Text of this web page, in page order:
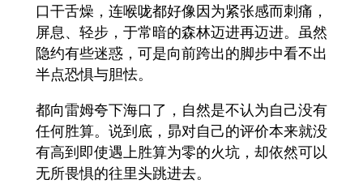
口干舌燥，连喉咙都好像因为紧张感而刺痛，
屏息、轻步，于常暗的森林迈进再迈进。虽然
隐约有些迷惑，可是向前跨出的脚步中看不出
半点恐惧与胆怯。
都向雷姆夸下海口了，自然是不认为自己没有
任何胜算。说到底，昴对自己的评价本来就没
有高到即使遇上胜算为零的火坑，却依然可以
无所畏惧的往里头跳进去。